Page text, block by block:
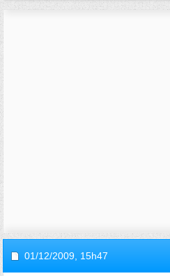
01/12/2009, 15h47